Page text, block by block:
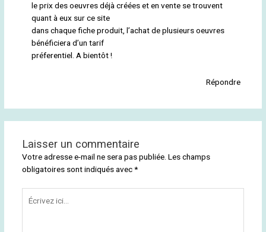
le prix des oeuvres déjà créées et en vente se trouvent
quant à eux sur ce site
dans chaque fiche produit, l’achat de plusieurs oeuvres
bénéficiera d’un tarif
préferentiel. A bientôt !
Répondre
Laisser un commentaire
Votre adresse e-mail ne sera pas publiée. Les champs
obligatoires sont indiqués avec*
ici…